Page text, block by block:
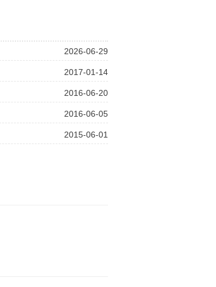
2026-06-29
2017-01-14
2016-06-20
2016-06-05
2015-06-01